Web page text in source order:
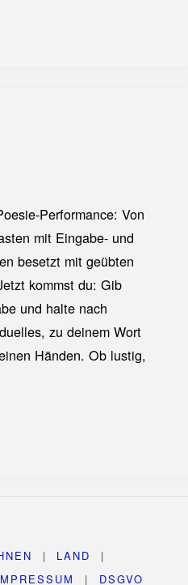
Performance: Von
mit Eingabe- und
besetzt mit geübten
kommst du: Gib
und halte nach
zu deinem Wort
Händen. Ob lustig,
| LAND
|
| DSGVO